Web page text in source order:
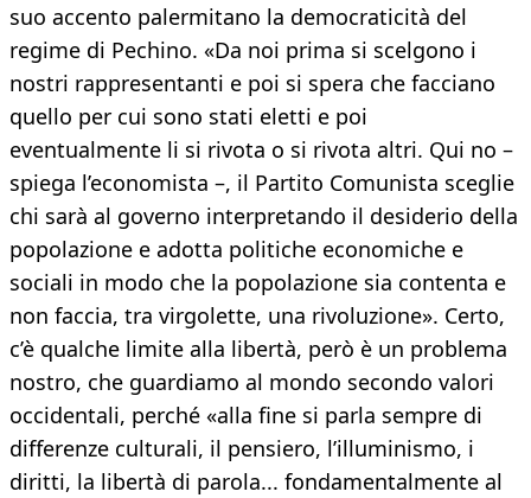
suo accento palermitano la democraticità del
regime di Pechino. «Da noi prima si scelgono i
nostri rappresentanti e poi si spera che facciano
quello per cui sono stati eletti e poi
eventualmente li si rivota o si rivota altri. Qui no –
spiega l’economista –, il Partito Comunista sceglie
chi sarà al governo interpretando il desiderio della
popolazione e adotta politiche economiche e
sociali in modo che la popolazione sia contenta e
non faccia, tra virgolette, una rivoluzione». Certo,
c’è qualche limite alla libertà, però è un problema
nostro, che guardiamo al mondo secondo valori
occidentali, perché «alla fine si parla sempre di
differenze culturali, il pensiero, l’illuminismo, i
diritti, la libertà di parola... fondamentalmente al